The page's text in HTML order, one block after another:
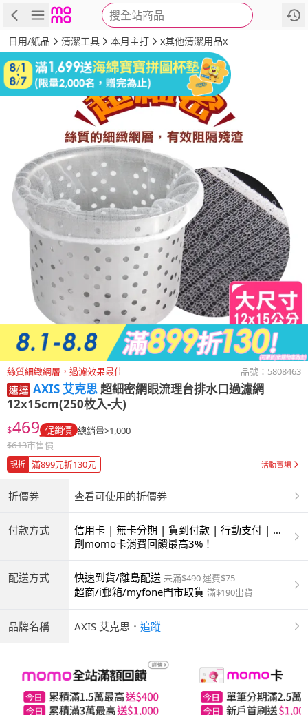
搜全站商品
商品 評價 詳情
日用/紙品 清潔工具 本月主打 x其他清潔用品x
絲質細緻網層，過濾效果最佳 品號： 5808463
AXIS 艾克思超細密網眼流理台排水口過濾網
12x15cm(250枚入-大)
$469 促銷價 總銷量>1,000
$613市售價
現折 滿899元折130元 活動賣場
折價券 查看可使用的折價券
付款方式
信用卡 | 無卡分期 | 貨到付款 | 行動支付 | 超
商付款 | ATM | 銀聯卡 | 銀行帳戶付款
刷momo卡消費回饋最高3%！
配送方式 快速到貨/離島配送 未滿$490 運費$75
超商/i郵箱/myfone門市取貨 滿$190出貨
品牌名稱 AXIS 艾克思 ． 追蹤